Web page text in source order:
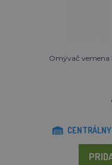
Omývač vemena